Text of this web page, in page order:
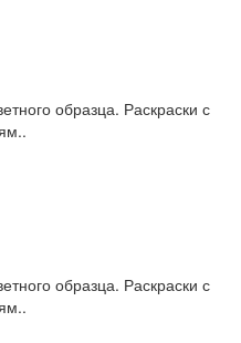
образца. Раскраски с
образца. Раскраски с